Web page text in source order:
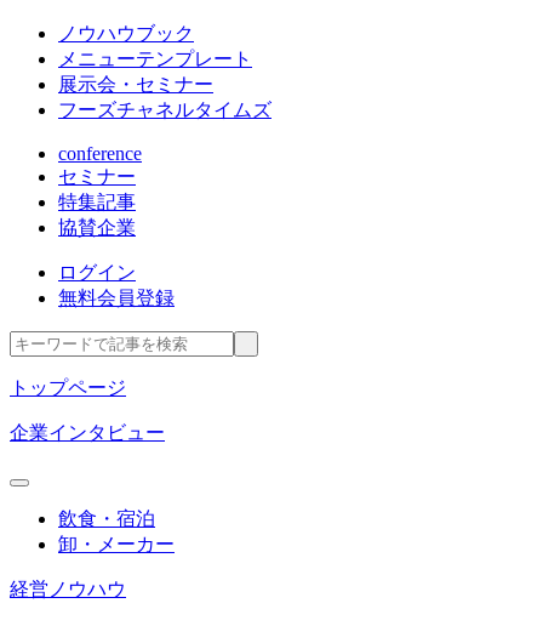
ノウハウブック
メニューテンプレート
展示会・セミナー
フーズチャネルタイムズ
conference
セミナー
特集記事
協賛企業
ログイン
無料会員登録
トップページ
企業インタビュー
飲食・宿泊
卸・メーカー
経営ノウハウ